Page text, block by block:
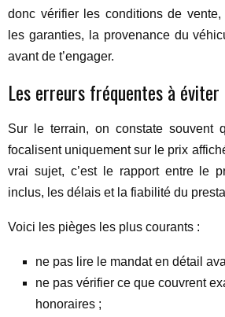
donc vérifier les conditions de
les garanties, la provenance du
avant de t’engager.
Les erreurs fréquentes à éviter
Sur le terrain, on constate souvent
focalisent uniquement sur le prix
vrai sujet, c’est le rapport entre le
inclus, les délais et la fiabilité du
Voici les pièges les plus courants :
ne pas lire le mandat en détail
ne pas vérifier ce que couvrent
honoraires ;